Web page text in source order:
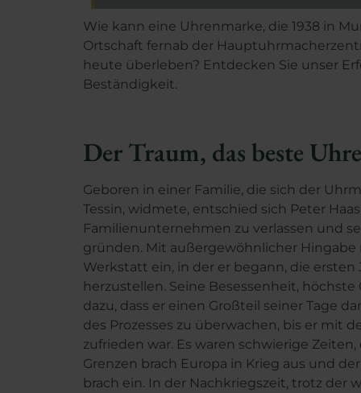
Wie kann eine Uhrenmarke, die 1938 in
Ortschaft fernab der
heute überleben? Entdecken Sie unser
Beständigkeit.
Der Traum, das beste
Geboren in einer Familie, die sich der
Tessin, widmete, entschied sich Peter Haas
Familienunternehmen zu verlassen und
gründen. Mit außergewöhnlicher Hingabe
Werkstatt ein, in der er begann, die
herzustellen. Seine Besessenheit,
dazu, dass er einen Großteil seiner Tage
des Prozesses zu überwachen, bis er mit
zufrieden war. Es waren schwierige
Grenzen brach Europa in Krieg aus und
brach ein. In der Nachkriegszeit, trotz der